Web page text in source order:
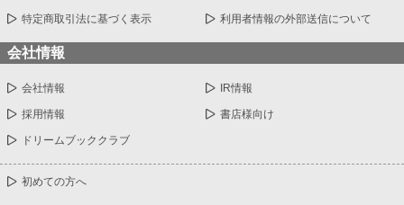
特定商取引法に基づく表示 利用者情報の外部送信について
会社情報
会社情報 IR情報
採用情報 書店様向け
ドリームブッククラブ
初めての方へ